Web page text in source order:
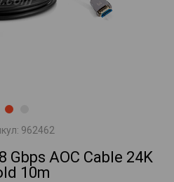
962462
Gbps AOC Cable 24K
10m